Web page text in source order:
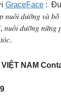
GraceFace :
𝑛𝑢𝑜̂𝑖 𝑑𝑢̛𝑜̛̃𝑛𝑔 𝑣𝑎̀
𝑛𝑢𝑜̂𝑖 𝑑𝑢̛𝑜̛̃𝑛𝑔 𝑛𝑢̛̃𝑛𝑔
NAM